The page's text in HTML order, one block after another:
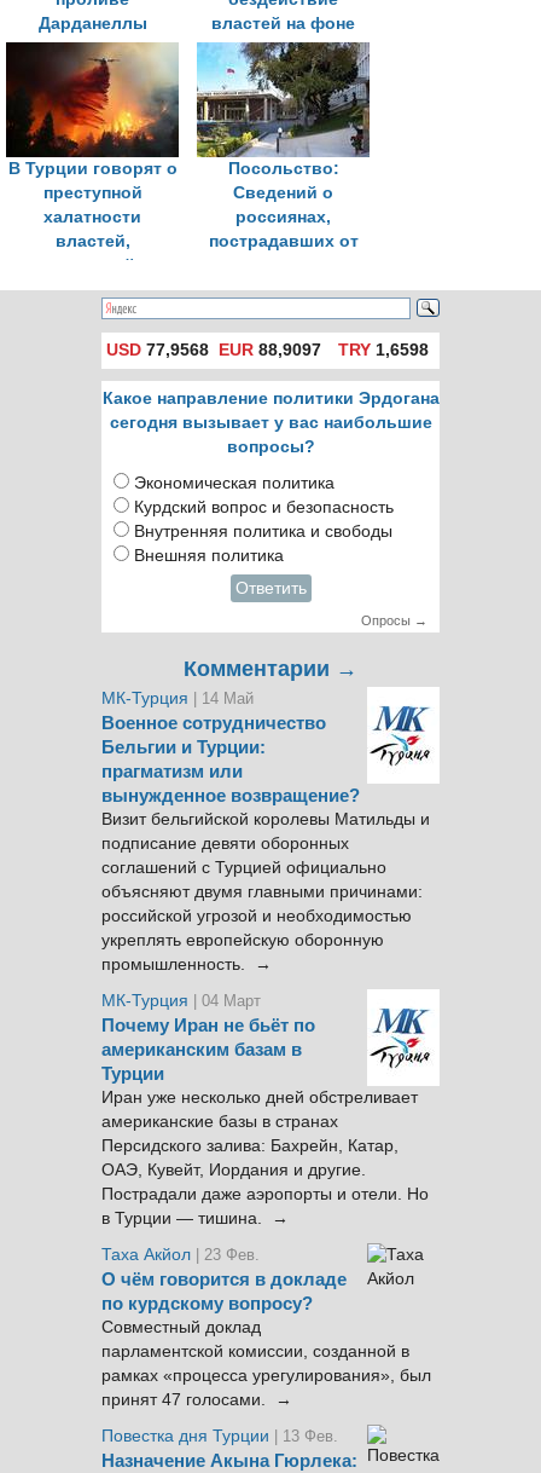
Дарданеллы
приостановлено из-
за природных
пожаров
властей на фоне
лесных пожаров
В Турции говорят о
преступной
халатности
властей,
приведшей к
лесным пожарам
Посольство:
Сведений о
россиянах,
пострадавших от
пожаров в Турции,
USD 77,9568 EUR 88,9097 TRY1,6598
Какое направление политики Эрдогана
сегодня вызывает у вас наибольшие
вопросы?
Экономическая политика
Курдский вопрос и безопасность
Внутренняя политика и свободы
Внешняя политика
Ответить
Опросы →
Комментарии →
МК-Турция | 14 Май
Военное сотрудничество
Бельгии и Турции:
прагматизм или
вынужденное возвращение?
Визит бельгийской королевы Матильды и
подписание девяти оборонных
соглашений с Турцией официально
объясняют двумя главными причинами:
российской угрозой и необходимостью
укреплять европейскую оборонную
промышленность. →
МК-Турция
| 04 Март
Почему Иран не бьёт по
американским базам в
Турции
Иран уже несколько дней обстреливает
американские базы в странах
Персидского залива: Бахрейн, Катар,
ОАЭ, Кувейт, Иордания и другие.
Пострадали даже аэропорты и отели. Но
в Турции — тишина. →
Таха Акйол | 23 Фев.
О чём говорится в докладе
по курдскому вопросу?
Совместный доклад
парламентской комиссии, созданной в
рамках «процесса урегулирования», был
принят 47 голосами. →
Повестка дня Турции
| 13 Фев.
Назначение Акына Гюрлека: